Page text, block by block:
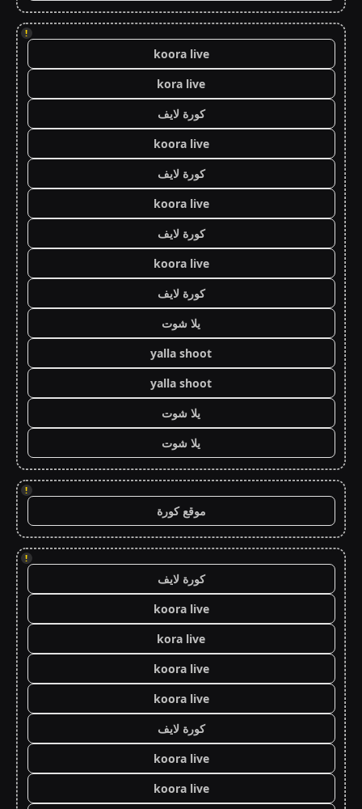
!
koora live
kora live
كورة لايف
koora live
كورة لايف
koora live
كورة لايف
koora live
كورة لايف
يلا شوت
yalla shoot
yalla shoot
يلا شوت
يلا شوت
!
موقع كورة
!
كورة لايف
koora live
kora live
koora live
koora live
كورة لايف
koora live
koora live